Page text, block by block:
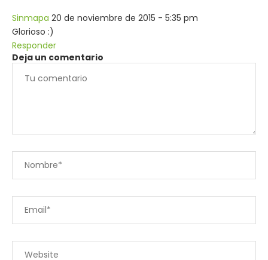
Sinmapa 20 de noviembre de 2015 - 5:35 pm
Glorioso :)
Responder
Deja un comentario